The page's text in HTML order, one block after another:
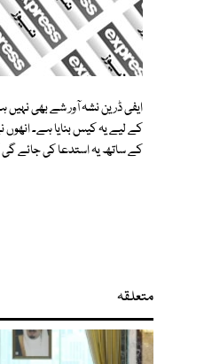
ایفی ڈرین نشہ آور شے بھی
کے ساتھ یہ استدعا کی جائے گی
متعلقہ